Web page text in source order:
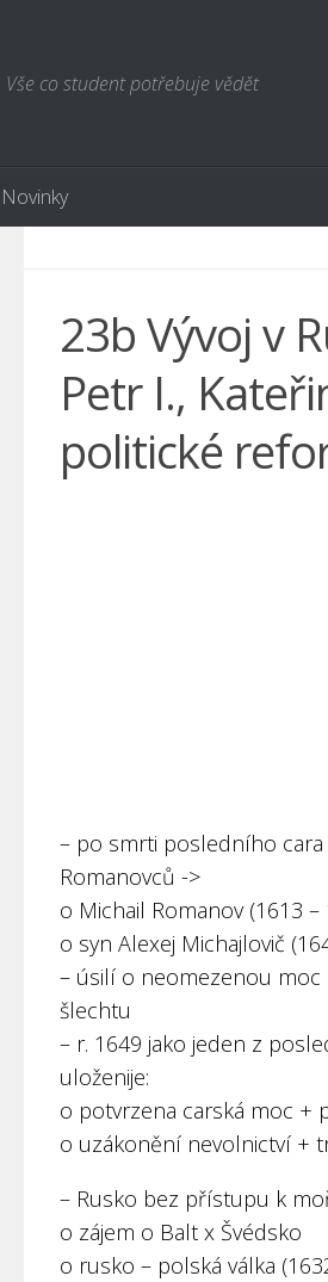
Vše co student potřebuje vědět
Novinky
23b Vývoj v
Petr I.,
politické
– po smrti posledního
Romanovců ->
o Michail Romanov (1613
o syn Alexej Michajlovič
– úsilí o neomezenou moc
šlechtu
– r. 1649 jako jeden z
uloženije:
o potvrzena carská moc +
o uzákonění nevolnictví +
– Rusko bez přístupu k
o zájem o Balt x Švédsko
o rusko – polská válka